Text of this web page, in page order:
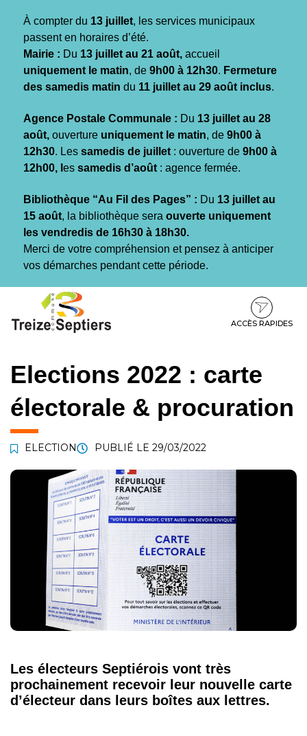
À compter du 13 juillet, les services municipaux
passent en horaires d’été.
Mairie : Du 13 juillet au 21 août, accueil
uniquement le matin, de 9h00 à 12h30. Fermeture
des samedis matin du 11 juillet au 29 août inclus.
Agence Postale Communale : Du 13 juillet au 28
août, ouverture uniquement le matin, de 9h00 à
12h30. Les samedis de juillet : ouverture de 9h00 à
12h00, l es samedis d’août : agence fermée.
Bibliothèque “Au Fil des Pages” : Du 13 juillet au
15 août, la bibliothèque sera ouverte uniquement
les vendredis de 16h30 à 18h30.
Merci de votre compréhension et pensez à anticiper
vos démarches pendant cette période.
contenu
pied
ACCÈS RAPIDES
Elections 2022 : carte
électorale & procuration
ELECTION PUBLIÉ LE 29/03/2022
Les électeurs Septiérois vont très
prochainement recevoir leur nouvelle carte
d’électeur dans leurs boîtes aux lettres.